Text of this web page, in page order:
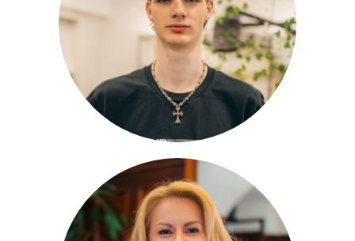
Laurenz
Lehrling